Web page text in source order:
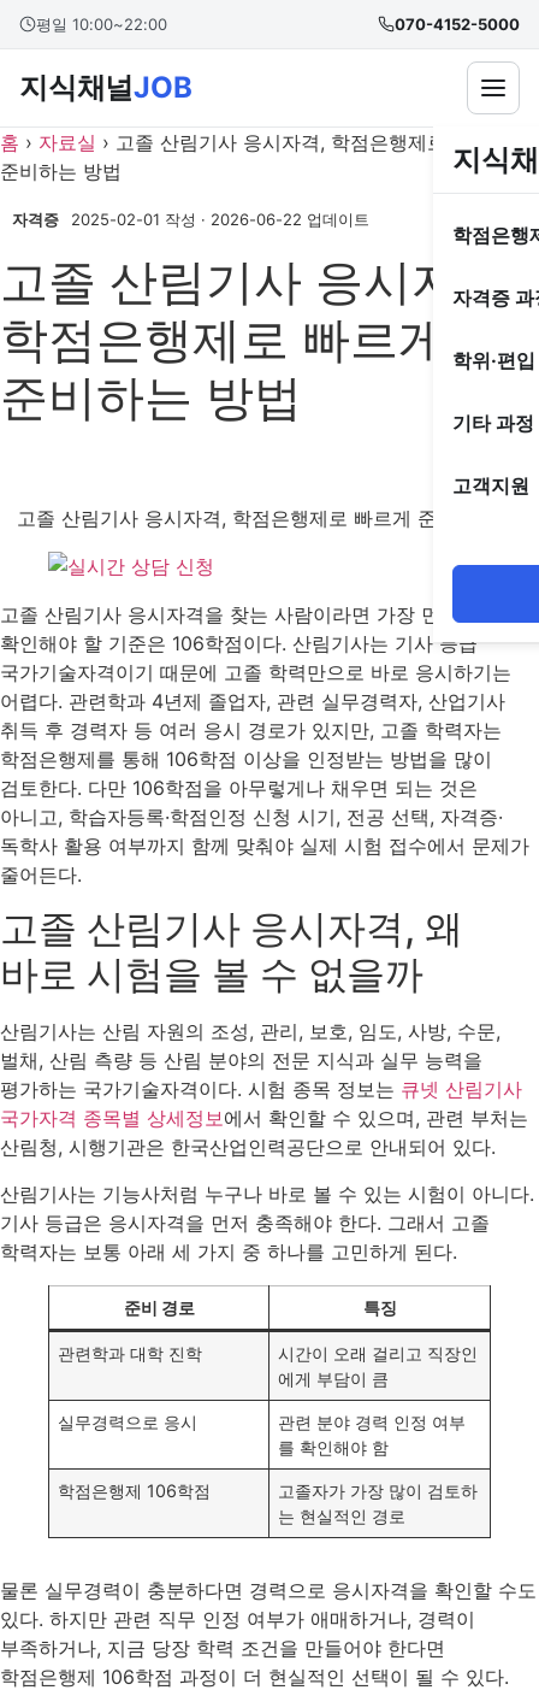
건
너
뛰
기
본문 바로가기
평일 10:00~22:00 070-4152-5000
지식채널JOB
지식
학점은행
자격증 과
학위·편
기타 과정
고객지원
홈 › 자료실 › 고졸 산림기사 응시자격, 학점은행제로 빠르게
준비하는 방법
자격증 2025-02-01 작성 · 2026-06-22 업데이트
고졸 산림기사 응시자격,
학점은행제로 빠르게
준비하는 방법
고졸 산림기사 응시자격, 학점은행제로 빠르게 준비하는 방법
고졸 산림기사 응시자격을 찾는 사람이라면 가장 먼저
확인해야 할 기준은 106학점이다. 산림기사는 기사 등급
국가기술자격이기 때문에 고졸 학력만으로 바로 응시하기는
어렵다. 관련학과 4년제 졸업자, 관련 실무경력자, 산업기사
취득 후 경력자 등 여러 응시 경로가 있지만, 고졸 학력자는
학점은행제를 통해 106학점 이상을 인정받는 방법을 많이
검토한다. 다만 106학점을 아무렇게나 채우면 되는 것은
아니고, 학습자등록·학점인정 신청 시기, 전공 선택, 자격증·
독학사 활용 여부까지 함께 맞춰야 실제 시험 접수에서 문제가
줄어든다.
고졸 산림기사 응시자격, 왜
바로 시험을 볼 수 없을까
산림기사는 산림 자원의 조성, 관리, 보호, 임도, 사방, 수문,
벌채, 산림 측량 등 산림 분야의 전문 지식과 실무 능력을
평가하는 국가기술자격이다. 시험 종목 정보는 큐넷 산림기사
국가자격 종목별 상세정보에서 확인할 수 있으며, 관련 부처는
산림청, 시행기관은 한국산업인력공단으로 안내되어 있다.
산림기사는 기능사처럼 누구나 바로 볼 수 있는 시험이 아니다.
기사 등급은 응시자격을 먼저 충족해야 한다. 그래서 고졸
학력자는 보통 아래 세 가지 중 하나를 고민하게 된다.
준비 경로 특징
관련학과 대학 진학
시간이 오래 걸리고 직장인
에게 부담이 큼
실무경력으로 응시
관련 분야 경력 인정 여부
를 확인해야 함
학점은행제 106학점
고졸자가 가장 많이 검토하
는 현실적인 경로
물론 실무경력이 충분하다면 경력으로 응시자격을 확인할 수도
있다. 하지만 관련 직무 인정 여부가 애매하거나, 경력이
부족하거나, 지금 당장 학력 조건을 만들어야 한다면
학점은행제 106학점 과정이 더 현실적인 선택이 될 수 있다.